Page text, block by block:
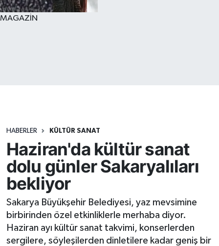
MAGAZİN
HABERLER KÜLTÜR SANAT
Haziran'da kültür sanat
dolu günler Sakaryalıları
bekliyor
Sakarya Büyükşehir Belediyesi, yaz mevsimine
birbirinden özel etkinliklerle merhaba diyor.
Haziran ayı kültür sanat takvimi, konserlerden
sergilere, söyleşilerden dinletilere kadar geniş bir